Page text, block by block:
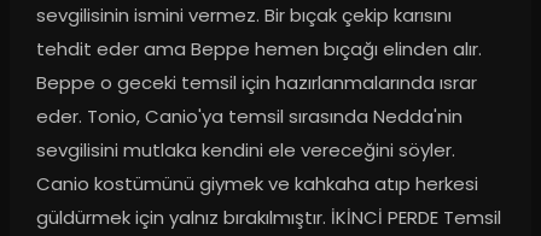
sevgilisinin ismini vermez. Bir bıçak çekip karısını
tehdit eder ama Beppe hemen bıçağı elinden alır.
Beppe o geceki temsil için hazırlanmalarında ısrar
eder. Tonio, Canio'ya temsil sırasında Nedda'nin
sevgilisini mutlaka kendini ele vereceğini söyler.
Canio kostümünü giymek ve kahkaha atıp herkesi
güldürmek için yalnız bırakılmıştır. İKİNCİ PERDE Temsil